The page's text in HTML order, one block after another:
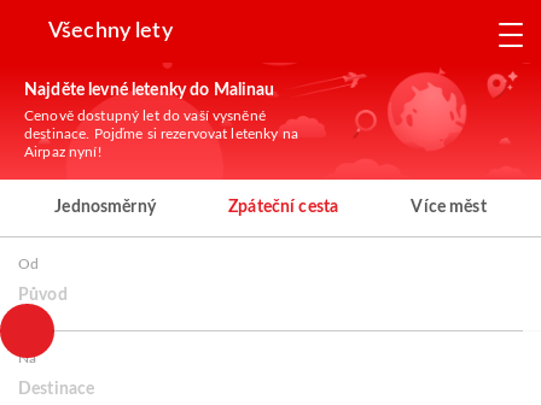
Všechny lety
Najděte levné letenky do Malinau
Cenově dostupný let do vaší vysněné
destinace. Pojďme si rezervovat letenky na
Airpaz nyní!
Jednosměrný Zpáteční cesta Více měst
Od
Původ
Na
Destinace